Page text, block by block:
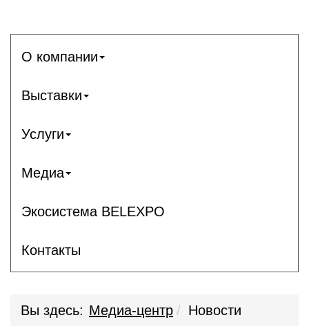
О компании
Выставки
Услуги
Медиа
Экосистема BELEXPO
Контакты
Вы здесь: Медиа-центр Новости